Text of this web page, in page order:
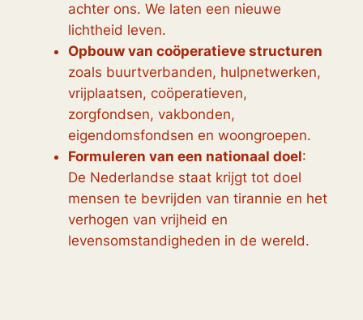
achter ons. We laten een nieuwe
lichtheid leven.
Opbouw van coöperatieve structuren
zoals buurtverbanden, hulpnetwerken,
vrijplaatsen, coöperatieven,
zorgfondsen, vakbonden,
eigendomsfondsen en woongroepen.
Formuleren van een nationaal doel:
De Nederlandse staat krijgt tot doel
mensen te bevrijden van tirannie en het
verhogen van vrijheid en
levensomstandigheden in de wereld.